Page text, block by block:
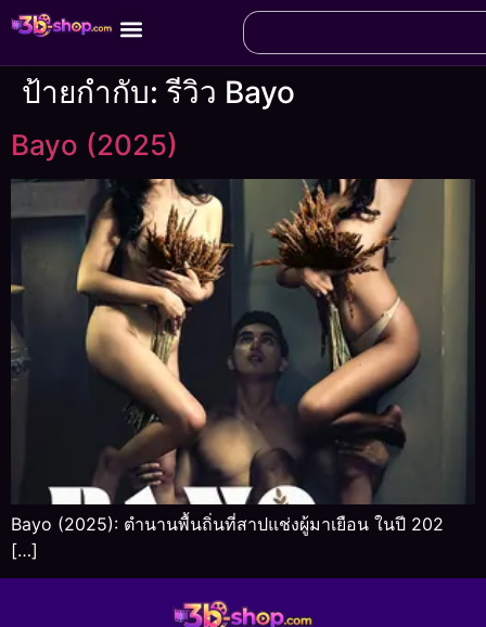
ป้ายกำกับ:รีวิว Bayo
Bayo (2025)
Bayo (2025): ตำนานพื้นถิ่นที่สาปแช่งผู้มาเยือน ในปี 202
[…]